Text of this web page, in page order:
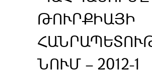
ԹՈՒՐՔԻԱՅԻ
ՆՈՒՄ – 2012-1